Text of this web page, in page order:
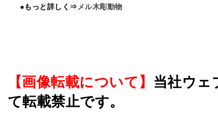
●もっと詳しく⇒ メル木彫動物
【画像転載について】 当社ウェ
て転載禁止です。